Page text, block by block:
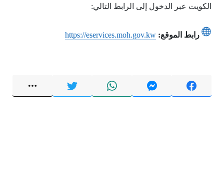
الكويت عبر الدخول إلى الرابط التالي:
رابط الموقع: https://eservices.moh.gov.kw